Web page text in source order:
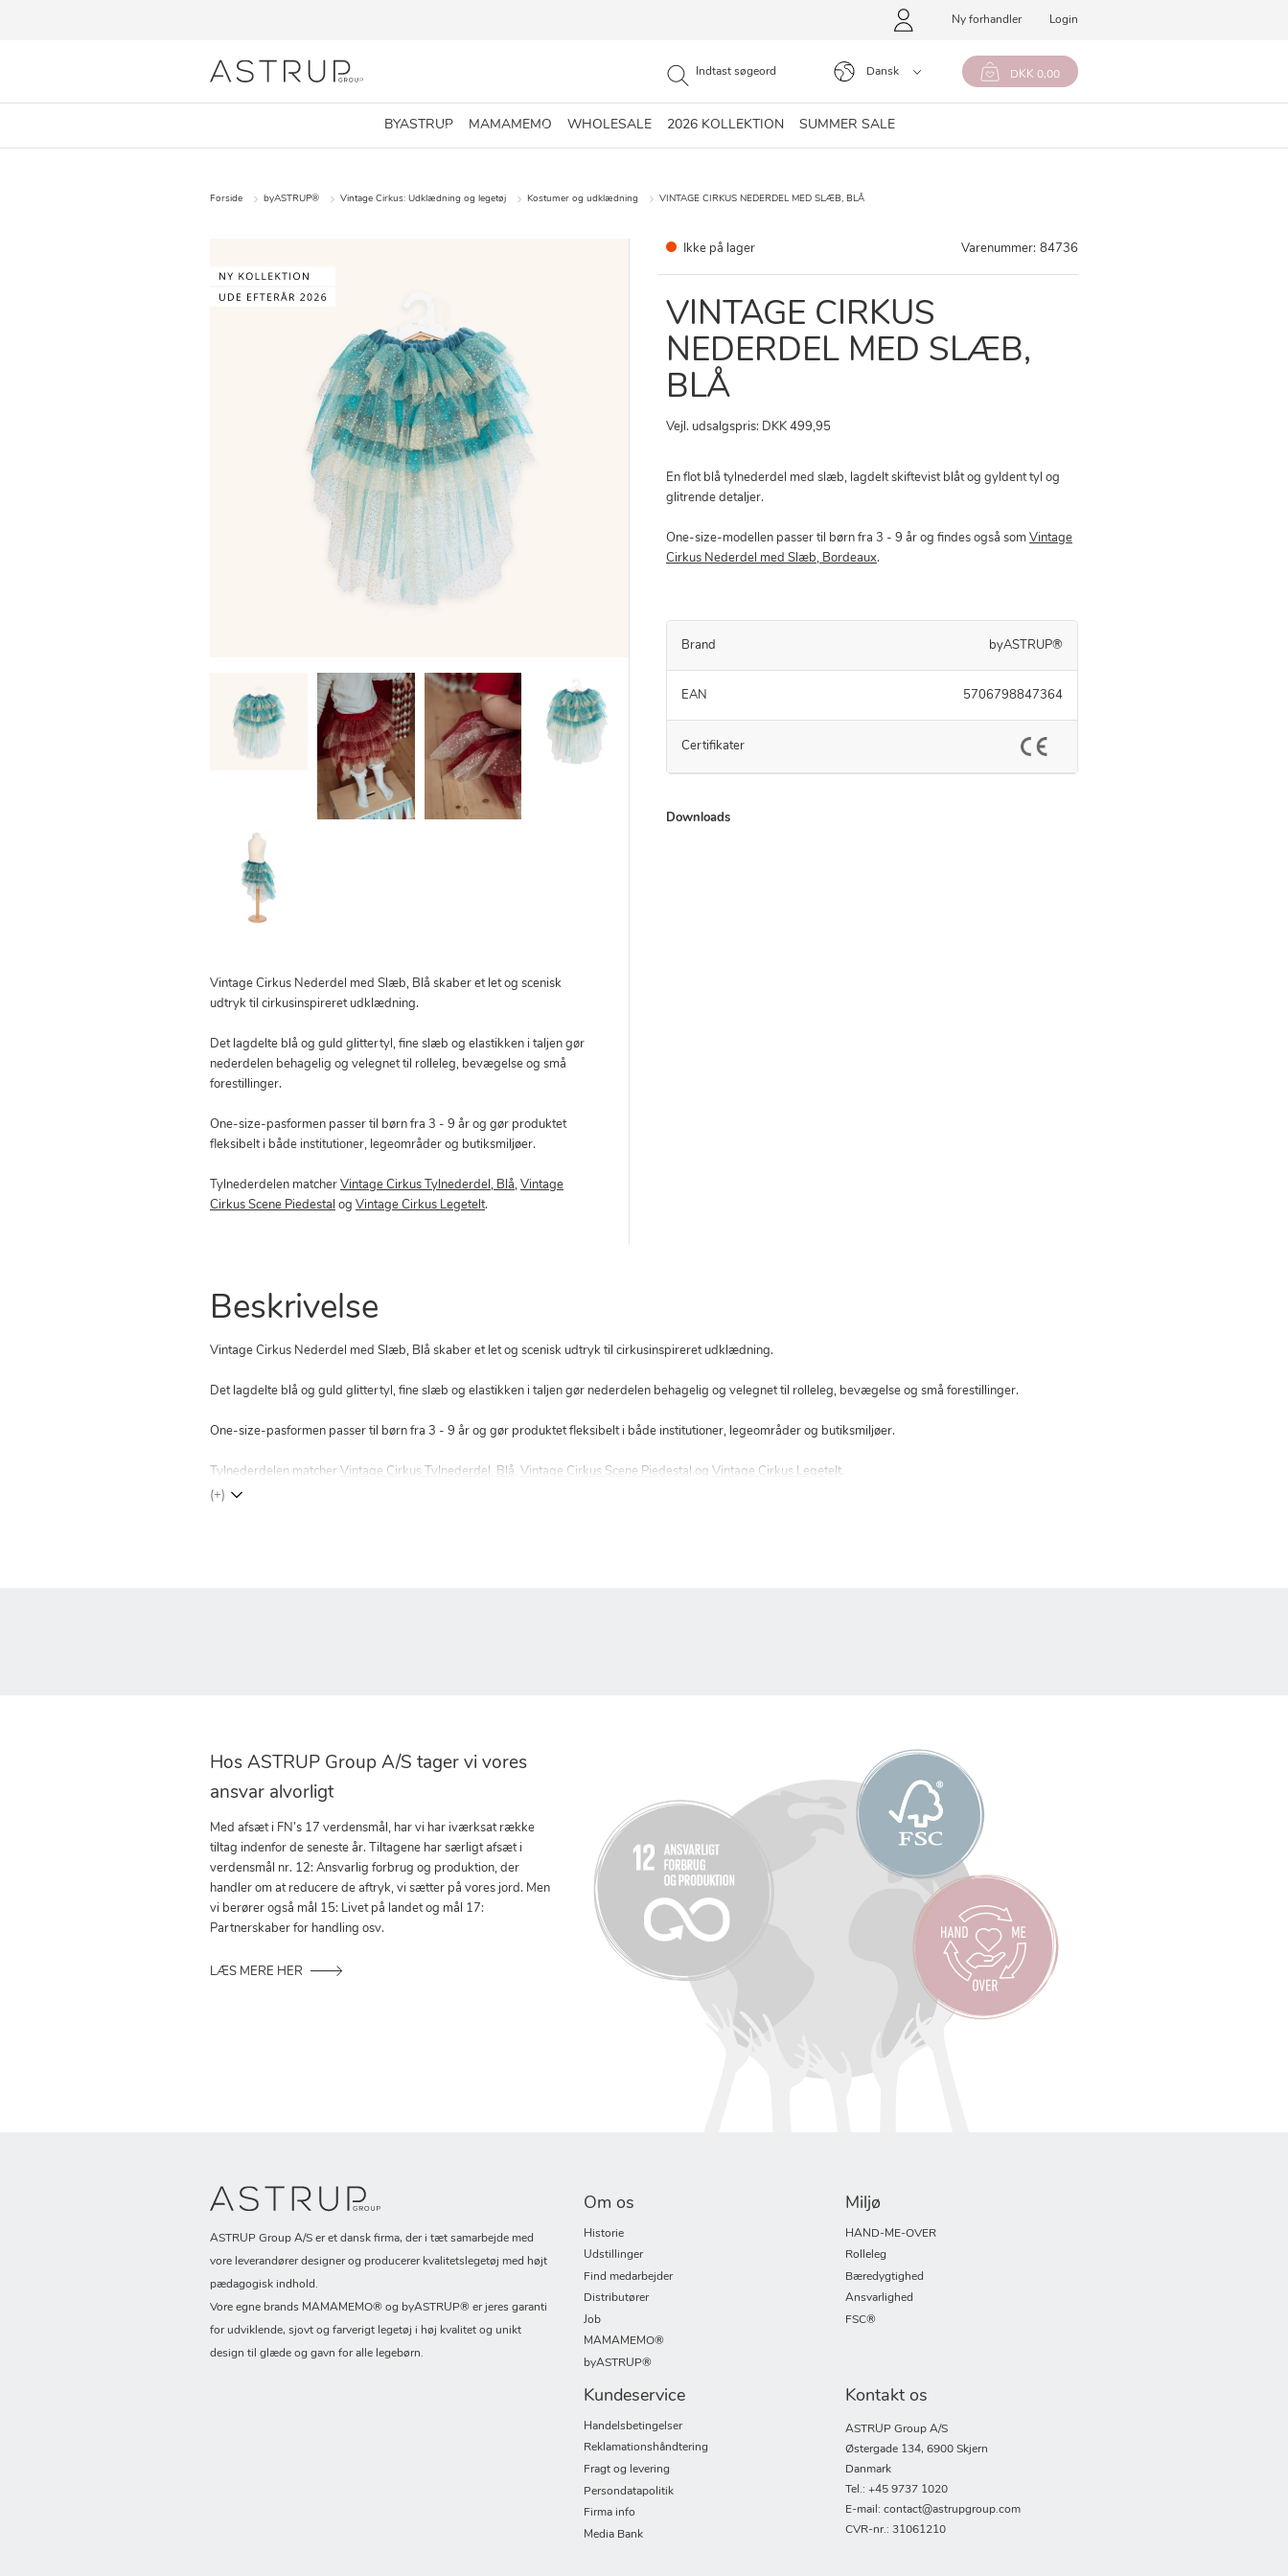
Ny forhandler Login
Dansk DKK 0,00
BYASTRUP MAMAMEMO WHOLESALE 2026 KOLLEKTION SUMMER SALE
Forside byASTRUP® Vintage Cirkus: Udklædning og legetøj Kostumer og udklædning VINTAGE CIRKUS NEDERDEL MED SLÆB, BLÅ
Vintage Cirkus Nederdel med Slæb, Blå skaber et let og scenisk
udtryk til cirkusinspireret udklædning.
Det lagdelte blå og guld glittertyl, fine slæb og elastikken i taljen gør
nederdelen behagelig og velegnet til rolleleg, bevægelse og små
forestillinger.
One-size-pasformen passer til børn fra 3 - 9 år og gør produktet
fleksibelt i både institutioner, legeområder og butiksmiljøer.
Tylnederdelen matcher Vintage Cirkus Tylnederdel, Blå, Vintage
Cirkus Scene Piedestal og Vintage Cirkus Legetelt.
Ikke på lager Varenummer: 84736
VINTAGE CIRKUS
NEDERDEL MED SLÆB,
BLÅ
Vejl. udsalgspris: DKK 499,95
En flot blå tylnederdel med slæb, lagdelt skiftevist blåt og gyldent tyl og
glitrende detaljer.
One-size-modellen passer til børn fra 3 - 9 år og findes også som Vintage
Cirkus Nederdel med Slæb, Bordeaux.
Brand byASTRUP®
EAN 5706798847364
Certifikater
Downloads
Beskrivelse
Vintage Cirkus Nederdel med Slæb, Blå skaber et let og scenisk udtryk til cirkusinspireret udklædning.
Det lagdelte blå og guld glittertyl, fine slæb og elastikken i taljen gør nederdelen behagelig og velegnet til rolleleg, bevægelse og små forestillinger.
One-size-pasformen passer til børn fra 3 - 9 år og gør produktet fleksibelt i både institutioner, legeområder og butiksmiljøer.
Tylnederdelen matcher Vintage Cirkus Tylnederdel, Blå Vintage Cirkus Scene Piedestal og Vintage Cirkus Legetelt
(+)
Hos ASTRUP Group A/S tager vi vores
ansvar alvorligt
Med afsæt i FN’s 17 verdensmål, har vi har iværksat række
tiltag indenfor de seneste år. Tiltagene har særligt afsæt i
verdensmål nr. 12: Ansvarlig forbrug og produktion, der
handler om at reducere de aftryk, vi sætter på vores jord. Men
vi berører også mål 15: Livet på landet og mål 17:
Partnerskaber for handling osv.
LÆS MERE HER
ASTRUP Group A/S er et dansk firma, der i tæt samarbejde med
vore leverandører designer og producerer kvalitetslegetøj med højt
pædagogisk indhold.
Vore egne brands MAMAMEMO® og byASTRUP® er jeres garanti
for udviklende, sjovt og farverigt legetøj i høj kvalitet og unikt
design til glæde og gavn for alle legebørn.
Om os
Historie
Udstillinger
Find medarbejder
Distributører
Job
MAMAMEMO®
byASTRUP®
Miljø
HAND-ME-OVER
Rolleleg
Bæredygtighed
Ansvarlighed
FSC®
Kundeservice
Handelsbetingelser
Reklamationshåndtering
Fragt og levering
Persondatapolitik
Firma info
Media Bank
Kontakt os
ASTRUP Group A/S
Østergade 134, 6900 Skjern
Danmark
Tel.: +45 9737 1020
E-mail: contact@astrupgroup.com
CVR-nr.: 31061210